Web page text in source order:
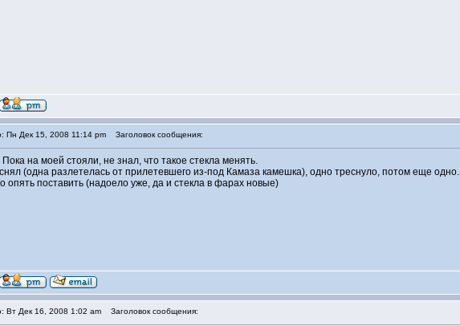
Пн Дек 15, 2008 11:14 pm Заголовок сообщения:
Пока на моей стояли, не знал, что такое стекла менять.
снял (одна разлетелась от прилетевшего из-под Камаза камешка), одно треснуло, потом еще одно.
опять поставить (надоело уже, да и стекла в фарах новые)
Вт Дек 16, 2008 1:02 am Заголовок сообщения: